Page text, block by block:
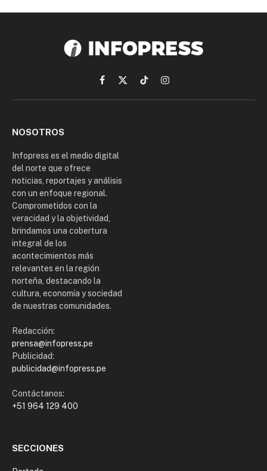
Facebook
X
(Twitter)
TikTokInstagram
NOSOTROS
Infopress es el medio digital
del norte que ofrece
noticias, reportajes y análisis
con un enfoque regional.
Comprometidos con la
veracidad y la objetividad,
brindamos una cobertura
integral de los
acontecimientos más
relevantes en la región
norteña, destacando la
cultura, economía y sociedad
de nuestras comunidades.
Redacción:
prensa@infopress.pe
Publicidad:
publicidad@infopress.pe
Contáctanos:
+51 964 129 400
SECCIONES